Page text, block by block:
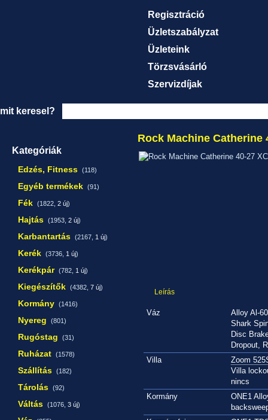
Regisztráció
Üzletszabályzat
Üzleteink
Törzsvásárló
Szervizdíjak
mit keresel?
Kategóriák
Edzés, Fitness (118)
Egyéb termékek (91)
Fék (1822, 2 új)
Hajtás (1953, 2 új)
Karbantartás (2167, 1 új)
Kerék (3736, 1 új)
Kerékpár (782, 1 új)
Kiegészítők (4382, 7 új)
Kormány (1416)
Nyereg (801)
Rugóstag (31)
Ruházat (1578)
Szállítás (182)
Tárolás (92)
Váltás (1076, 3 új)
Rock Machine Catherine
Leírás
Váz
Alloy Al-
Shark
Disc
Dropout,
Villa
Zoom
Villa
nincs
Kormány
ONE1